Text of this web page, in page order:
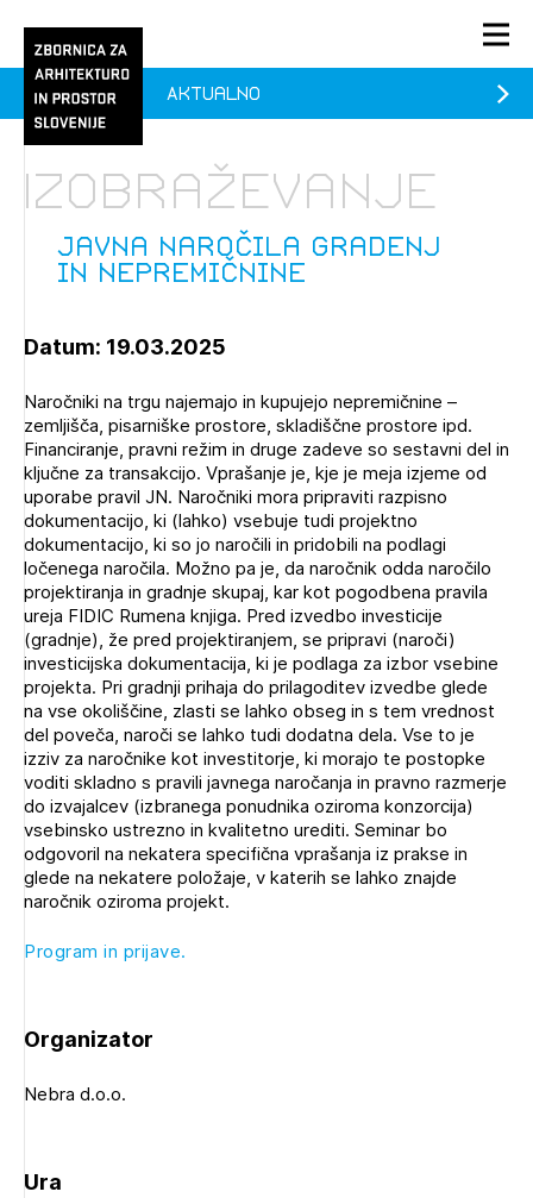
PRIJAVA
Članstvo
Praksa
1/1
Pozdravljeni
PRIJAVITE SE
POZABLJENO GESLO
REGISTRIRAJTE SE
Javna naročila gradenj
in nepremičnine
Izobraževanje
Aktualno
Datum: 19.03.2025
Naročniki na trgu najemajo in kupujejo nepremičnine –
zemljišča, pisarniške prostore, skladiščne prostore ipd.
Financiranje, pravni režim in druge zadeve so sestavni del in
ključne za transakcijo. Vprašanje je, kje je meja izjeme od
uporabe pravil JN. Naročniki mora pripraviti razpisno
dokumentacijo, ki (lahko) vsebuje tudi projektno
dokumentacijo, ki so jo naročili in pridobili na podlagi
ločenega naročila. Možno pa je, da naročnik odda naročilo
projektiranja in gradnje skupaj, kar kot pogodbena pravila
ureja FIDIC Rumena knjiga. Pred izvedbo investicije
(gradnje), že pred projektiranjem, se pripravi (naroči)
investicijska dokumentacija, ki je podlaga za izbor vsebine
projekta. Pri gradnji prihaja do prilagoditev izvedbe glede
na vse okoliščine, zlasti se lahko obseg in s tem vrednost
del poveča, naroči se lahko tudi dodatna dela. Vse to je
izziv za naročnike kot investitorje, ki morajo te postopke
voditi skladno s pravili javnega naročanja in pravno razmerje
do izvajalcev (izbranega ponudnika oziroma konzorcija)
vsebinsko ustrezno in kvalitetno urediti. Seminar bo
odgovoril na nekatera specifična vprašanja iz prakse in
glede na nekatere položaje, v katerih se lahko znajde
naročnik oziroma projekt.
Program in prijave.
Organizator
Nebra d.o.o.
Ura
1/1
prijava
- 0)
Plačnik je podjetje
PRIJAVITE SE
1/2
Prijava na novičnik
Novičnike. Označite svojo izbiro.
Mesečni novičnik
Novičnik izobraževanj
Novičnik natečajev
Tedenski novičnik javnih naročil
Dnevne medijske objave
NAPREJ